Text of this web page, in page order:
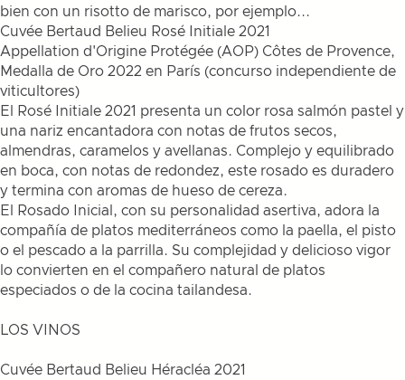
bien con un risotto de marisco, por ejemplo...
Cuvée Bertaud Belieu Rosé Initiale 2021
Appellation d'Origine Protégée (AOP) Côtes de Provence,
Medalla de Oro 2022 en París (concurso independiente de
viticultores)
El Rosé Initiale 2021 presenta un color rosa salmón pastel y
una nariz encantadora con notas de frutos secos,
almendras, caramelos y avellanas. Complejo y equilibrado
en boca, con notas de redondez, este rosado es duradero
y termina con aromas de hueso de cereza.
El Rosado Inicial, con su personalidad asertiva, adora la
compañía de platos mediterráneos como la paella, el pisto
o el pescado a la parrilla. Su complejidad y delicioso vigor
lo convierten en el compañero natural de platos
especiados o de la cocina tailandesa.
LOS VINOS
Cuvée Bertaud Belieu Héracléa 2021